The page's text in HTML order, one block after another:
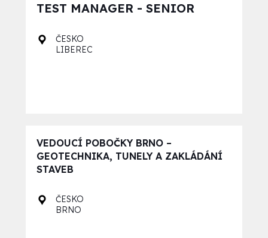
TEST MANAGER - SENIOR
ČESKO
LIBEREC
VEDOUCÍ POBOČKY BRNO –
GEOTECHNIKA, TUNELY A ZAKLÁDÁNÍ
STAVEB
ČESKO
BRNO